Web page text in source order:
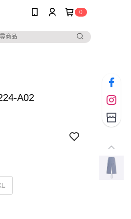
0
A02